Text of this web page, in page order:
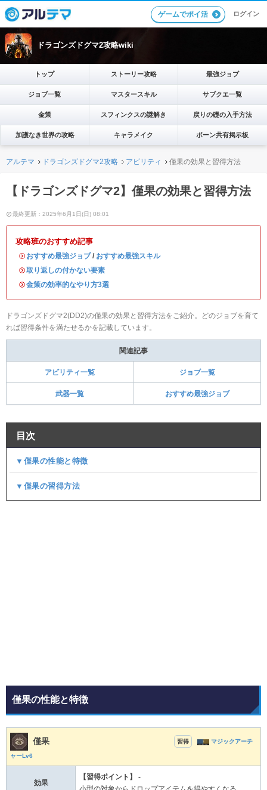
ゲームでポイ活 ログイン
ドラゴンズドグマ2攻略wiki
トップ ストーリー攻略 最強ジョブ
ジョブ一覧 マスタースキル サブクエ一覧
金策 スフィンクスの謎解き 戻りの礎の入手方法
加護なき世界の攻略 キャラメイク ポーン共有掲示板
アルテマ ドラゴンズドグマ2攻略 アビリティ 僅果の効果と習得方法
【ドラゴンズドグマ2】僅果の効果と習得方法
最終更新：2025年6月1日(日) 08:01
攻略班のおすすめ記事
・ おすすめ最強ジョブ/ おすすめ最強スキル
・取り返しの付かない要素
・金策の効率的なやり方3選
ドラゴンズドグマ2(DD2)の僅果の効果と習得方法をご紹介。どのジョブを育て
れば習得条件を満たせるかを記載しています。
関連記事
アビリティ一覧 ジョブ一覧
武器一覧 おすすめ最強ジョブ
目次
▼僅果の性能と特徴
▼僅果の習得方法
僅果の性能と特徴
僅果 習得 マジックアーチ
ャーLv6
効果
【習得ポイント】 -